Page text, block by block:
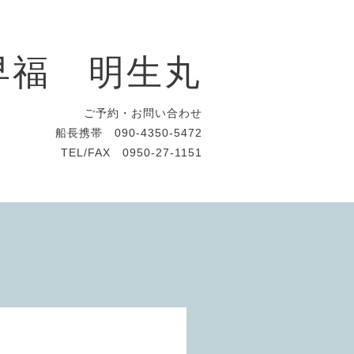
福 明生丸
ご予約・お問い合わせ
船長携帯 090-4350-5472
TEL/FAX 0950-27-1151